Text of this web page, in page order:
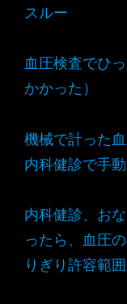
スルー
血圧検査でひ
かかった）
機械で計った
内科健診で手
内科健診、お
ったら、血圧
りぎり許容範